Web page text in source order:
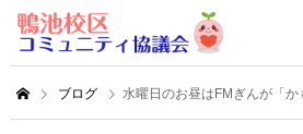
ブログ 水曜日のお昼はFMぎんが「かもいけ